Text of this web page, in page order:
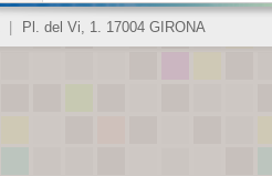
Pl. del Vi, 1. 17004 GIRONA